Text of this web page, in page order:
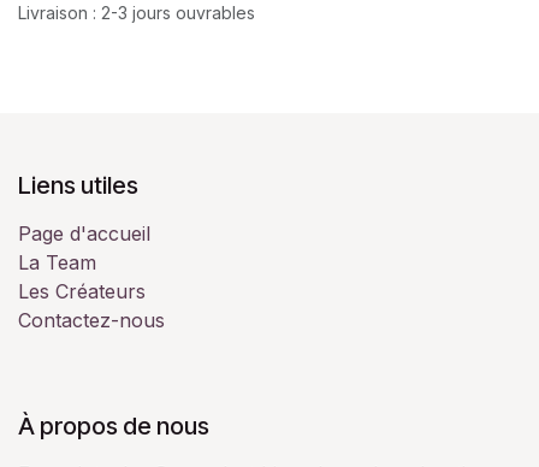
Livraison : 2-3 jours ouvrables
Liens utiles
Page d'accueil
La Team
Les Créateurs
Contactez-nous
À propos de nous